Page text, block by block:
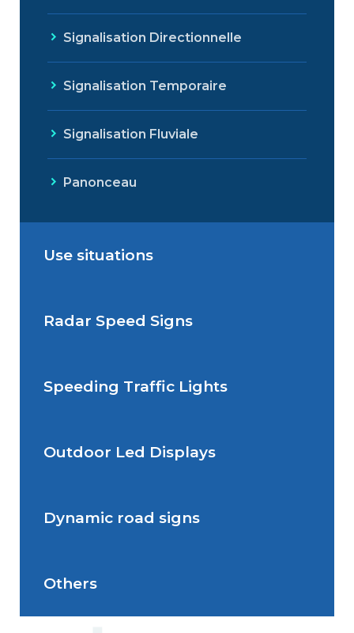
Signalisation Directionnelle
Signalisation Temporaire
Signalisation Fluviale
Panonceau
Use situations
Situations de signalisation
Situations de signalisation
Radar Speed Signs
Radar Speed Sign
Speeding Traffic Lights
Speeding Traffic Light
Outdoor Led Displays
Outdoor Led Display
Dynamic road signs
Dynamic road signs
Others